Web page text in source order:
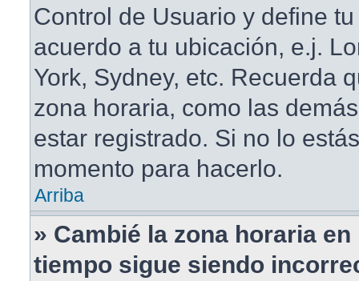
Control de Usuario y define
acuerdo a tu ubicación, e.j.
York, Sydney, etc. Recuerda
zona horaria, como las
estar registrado. Si no lo
momento para hacerlo.
Arriba
» Cambié la zona horaria
tiempo sigue siendo